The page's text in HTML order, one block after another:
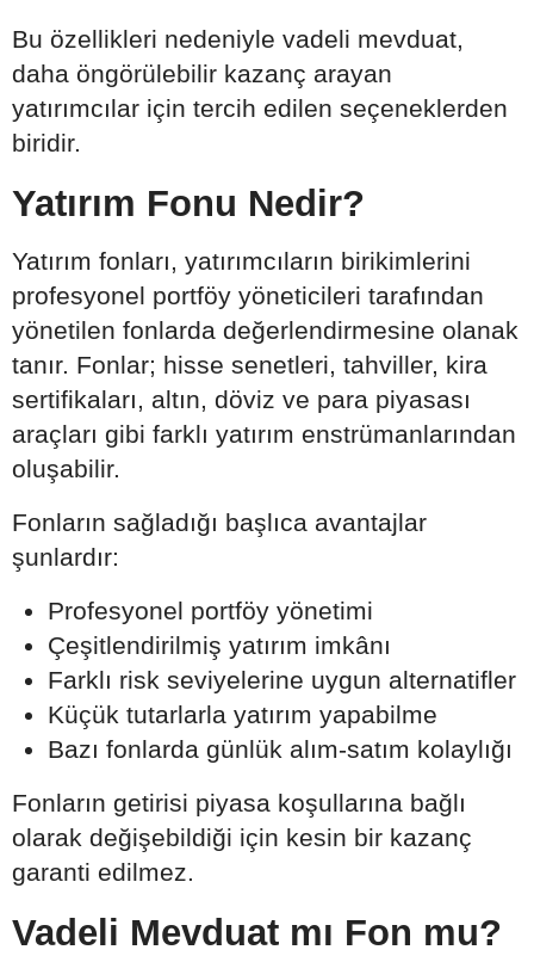
Bu özellikleri nedeniyle vadeli mevduat,
daha öngörülebilir kazanç arayan
yatırımcılar için tercih edilen seçeneklerden
biridir.
Yatırım Fonu Nedir?
Yatırım fonları, yatırımcıların birikimlerini
profesyonel portföy yöneticileri tarafından
yönetilen fonlarda değerlendirmesine olanak
tanır. Fonlar; hisse senetleri, tahviller, kira
sertifikaları, altın, döviz ve para piyasası
araçları gibi farklı yatırım enstrümanlarından
oluşabilir.
Fonların sağladığı başlıca avantajlar
şunlardır:
Profesyonel portföy yönetimi
Çeşitlendirilmiş yatırım imkânı
Farklı risk seviyelerine uygun alternatifler
Küçük tutarlarla yatırım yapabilme
Bazı fonlarda günlük alım-satım kolaylığı
Fonların getirisi piyasa koşullarına bağlı
olarak değişebildiği için kesin bir kazanç
garanti edilmez.
Vadeli Mevduat mı Fon mu?